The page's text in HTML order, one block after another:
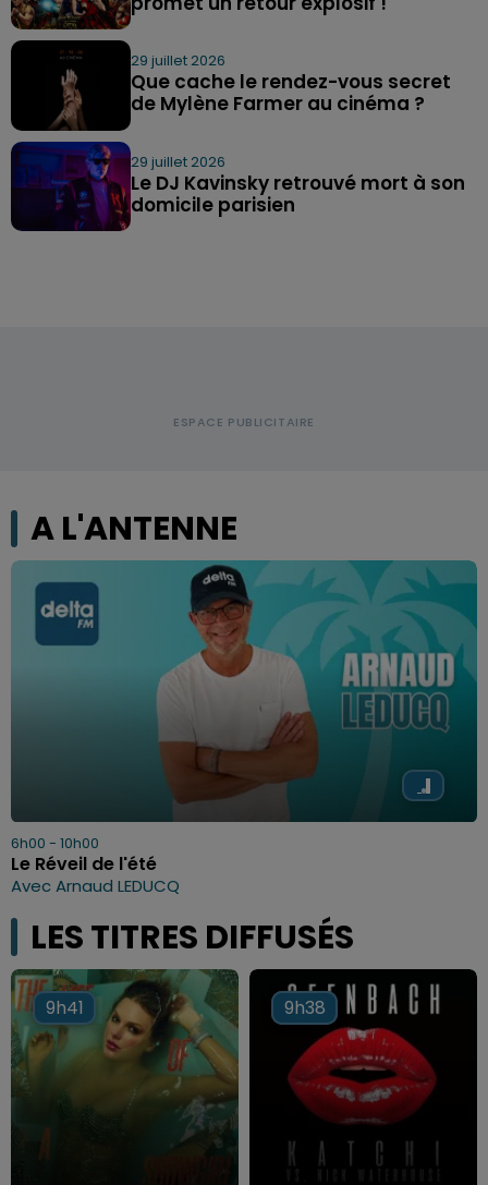
29 juillet 2026
Que cache le rendez-vous secret
de Mylène Farmer au cinéma ?
29 juillet 2026
Le DJ Kavinsky retrouvé mort à son
domicile parisien
A L'ANTENNE
6h00 - 10h00
Le Réveil de l'été
Avec Arnaud LEDUCQ
LES TITRES DIFFUSÉS
9h41
9h41 9h38
9h38